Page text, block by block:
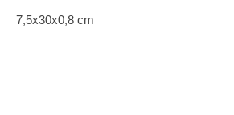
7,5x30x0,8 cm